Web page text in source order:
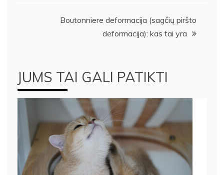
Boutonniere deformacija (sagčių piršto
deformacija): kas tai yra
JUMS TAI GALI PATIKTI